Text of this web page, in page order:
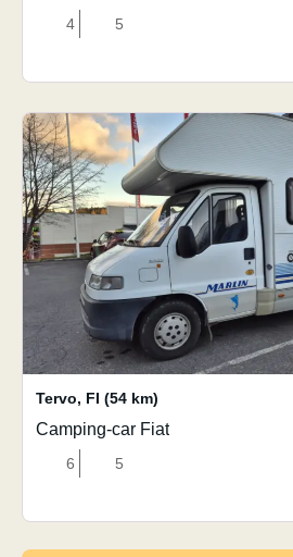
4 5
Tervo, FI (54 km)
Camping-car Fiat
6 5